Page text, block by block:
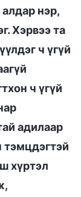
нэр,
Хэрвээ та
ч үгүй
ч үгүй
адилаар
тэмцдэгтэй
хүртэл